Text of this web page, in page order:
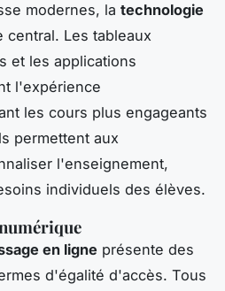
modernes, la technologie
central. Les tableaux
et les applications
l'expérience
les cours plus engageants
permettent aux
l'enseignement,
individuels des élèves.
en ligne présente des
d'égalité d'accès. Tous